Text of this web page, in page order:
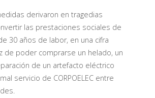
derivaron en tragedias
las prestaciones sociales de
30 años de labor, en una cifra
de poder comprarse un helado, un
de un artefacto eléctrico
servicio de CORPOELEC entre